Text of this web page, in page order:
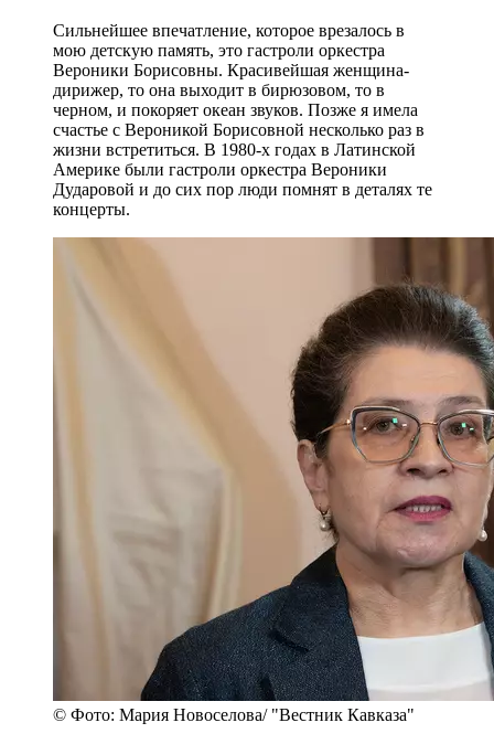
Сильнейшее впечатление, которое врезалось в
мою детскую память, это гастроли оркестра
Вероники Борисовны. Красивейшая женщина-
дирижер, то она выходит в бирюзовом, то в
черном, и покоряет океан звуков. Позже я имела
счастье с Вероникой Борисовной несколько раз в
жизни встретиться. В 1980-х годах в Латинской
Америке были гастроли оркестра Вероники
Дударовой и до сих пор люди помнят в деталях те
концерты.
© Фото: Мария Новоселова/ "Вестник Кавказа"